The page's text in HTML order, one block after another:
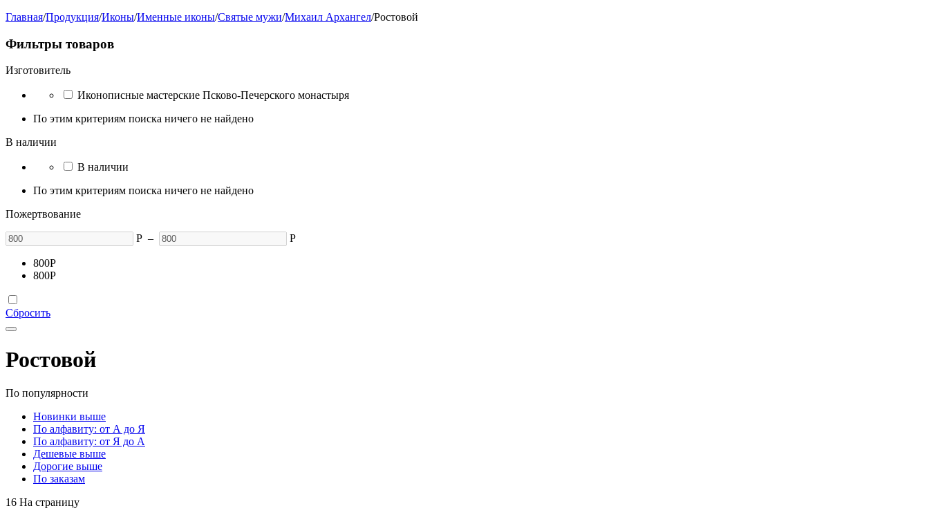
Главная/Продукция/Иконы/Именные иконы/Святые мужи/Михаил Архангел/Ростовой
Фильтры товаров
Изготовитель
Иконописные мастерские Псково-Печерского монастыря
По этим критериям поиска ничего не найдено
В наличии
В наличии
По этим критериям поиска ничего не найдено
Пожертвование
Р – Р
800Р
800Р
Сбросить
Ростовой
По популярности
Новинки выше
По алфавиту: от А до Я
По алфавиту: от Я до А
Дешевые выше
Дорогие выше
По заказам
16 На страницу